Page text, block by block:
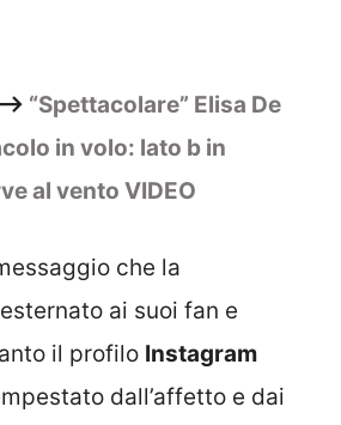
“Spettacolare” Elisa De
in volo: lato b in
al vento VIDEO
che la
ai suoi fan e
il profilo Instagram
dall’affetto e dai